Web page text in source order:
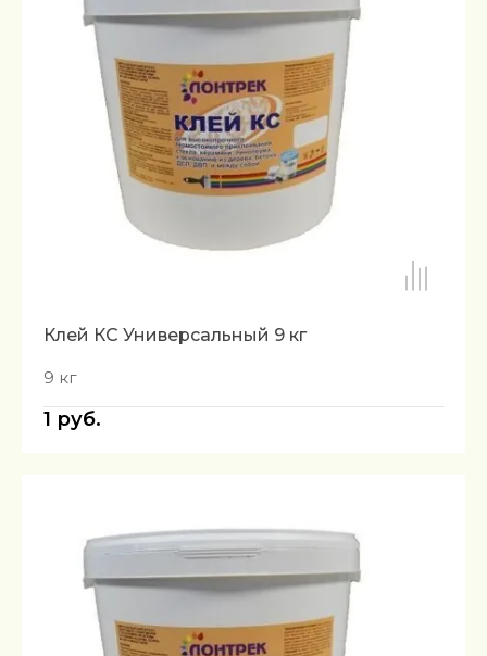
Клей КС Универсальный 9 кг
9 кг
1 руб.